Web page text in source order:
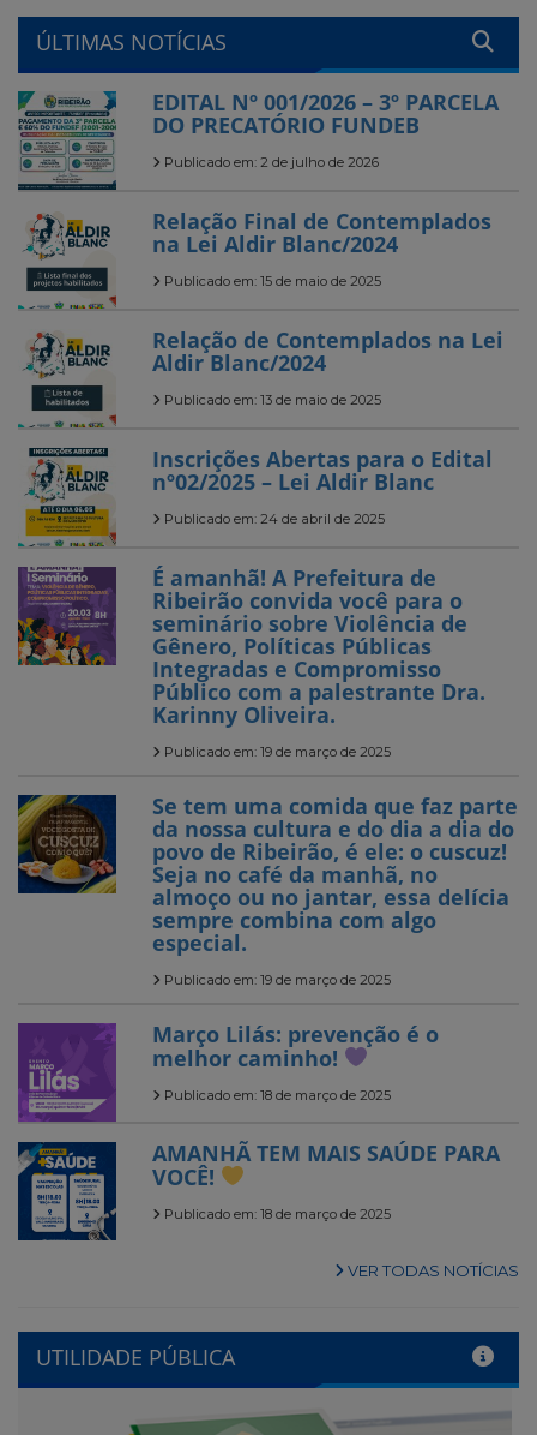
ÚLTIMAS NOTÍCIAS
EDITAL Nº 001/2026 – 3º PARCELA
DO PRECATÓRIO FUNDEB
Publicado em: 2 de julho de 2026
Relação Final de Contemplados
na Lei Aldir Blanc/2024
Publicado em: 15 de maio de 2025
Relação de Contemplados na Lei
Aldir Blanc/2024
Publicado em: 13 de maio de 2025
Inscrições Abertas para o Edital
nº02/2025 – Lei Aldir Blanc
Publicado em: 24 de abril de 2025
É amanhã! A Prefeitura de
Ribeirão convida você para o
seminário sobre Violência de
Gênero, Políticas Públicas
Integradas e Compromisso
Público com a palestrante Dra.
Karinny Oliveira.
Publicado em: 19 de março de 2025
Se tem uma comida que faz parte
da nossa cultura e do dia a dia do
povo de Ribeirão, é ele: o cuscuz!
Seja no café da manhã, no
almoço ou no jantar, essa delícia
sempre combina com algo
especial.
Publicado em: 19 de março de 2025
Março Lilás: prevenção é o
melhor caminho!
Publicado em: 18 de março de 2025
AMANHÃ TEM MAIS SAÚDE PARA
VOCÊ!
Publicado em: 18 de março de 2025
VER TODAS NOTÍCIAS
UTILIDADE PÚBLICA